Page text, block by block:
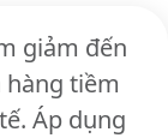
giảm đến
hàng tiềm
Áp dụng